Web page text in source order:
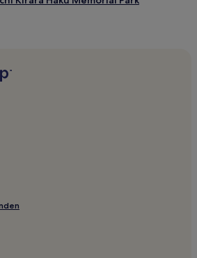
Yamaguchi
Hotels
Museum